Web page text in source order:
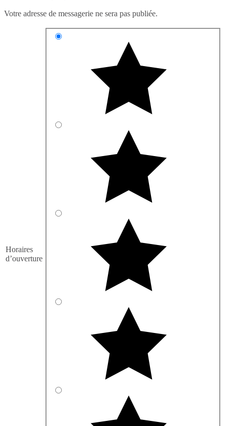
Votre adresse de messagerie ne sera pas publiée.
Horaires
d’ouverture